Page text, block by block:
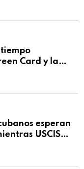
Card y la
esperan
USCIS